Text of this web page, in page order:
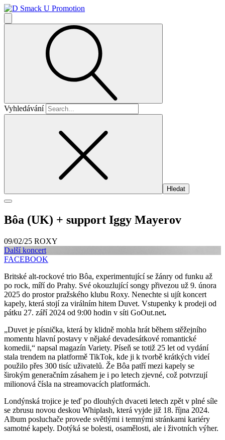
Vyhledávání
Bôa (UK) + support Iggy Mayerov
09/02/25 ROXY
Další koncert
FACEBOOK
Britské alt-rockové trio Bôa, experimentující se žánry od funku až
po rock, míří do Prahy. Své okouzlující songy přivezou už 9. února
2025 do prostor pražského klubu Roxy. Nenechte si ujít koncert
kapely, která stojí za virálním hitem Duvet. Vstupenky k prodeji od
pátku 27. září 2024 od 9:00 hodin v síti GoOut.net.
„Duvet je písnička, která by klidně mohla hrát během stěžejního
momentu hlavní postavy v nějaké devadesátkové romantické
komedii,“ napsal magazín Variety. Píseň se totiž 25 let od vydání
stala trendem na platformě TikTok, kde ji k tvorbě krátkých videí
použilo přes 300 tisíc uživatelů. Že Bôa patří mezi kapely se
širokým generačním zásahem je i po letech zjevné, což potvrzují
milionová čísla na streamovacích platformách.
Londýnská trojice je teď po dlouhých dvaceti letech zpět v plné síle
se zbrusu novou deskou Whiplash, která vyjde již 18. října 2024.
Album posluchače provede světlými i temnými stránkami kariéry
samotné kapely. Dotýká se bolesti, osamělosti, ale i životních výher.